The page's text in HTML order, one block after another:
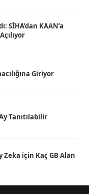
SİHA’dan KAAN’a
Giriyor
Tanıtılabilir
Zeka için Kaç GB Alan